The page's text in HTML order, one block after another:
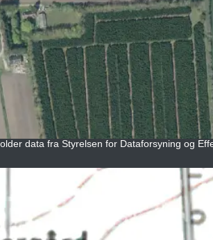
data fra Styrelsen for Dataforsyning og